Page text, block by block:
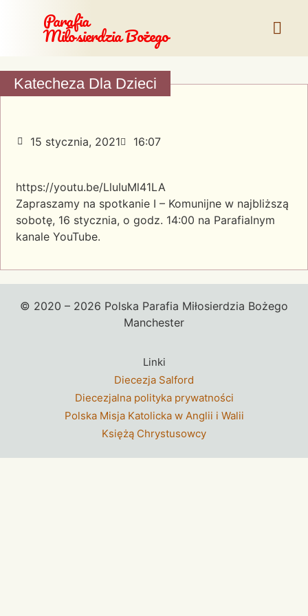
Parafia
Miłosierdzia Bożego
Katecheza Dla Dzieci
15 stycznia, 2021 16:07
https://youtu.be/LluIuMl41LA
Zapraszamy na spotkanie I – Komunijne w najbliższą
sobotę, 16 stycznia, o godz. 14:00 na Parafialnym
kanale YouTube.
© 2020 – 2026 Polska Parafia Miłosierdzia Bożego
Manchester
Linki
Diecezja Salford
Diecezjalna polityka prywatności
Polska Misja Katolicka w Anglii i Walii
Księżą Chrystusowcy